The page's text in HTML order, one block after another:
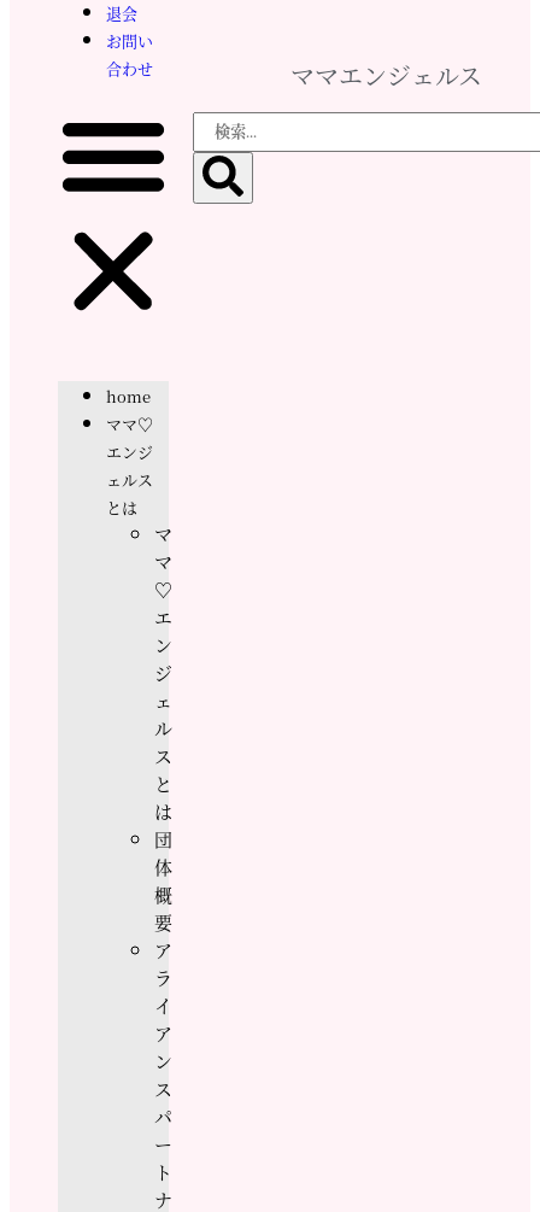
退会
お問い
合わせ
home
ママ♡
エンジ
ェルス
とは
マ
マ
♡
エ
ン
ジ
ェ
ル
ス
と
は
団
体
概
要
ア
ラ
イ
ア
ン
ス
パ
ー
ト
ナ
ママエンジェルス